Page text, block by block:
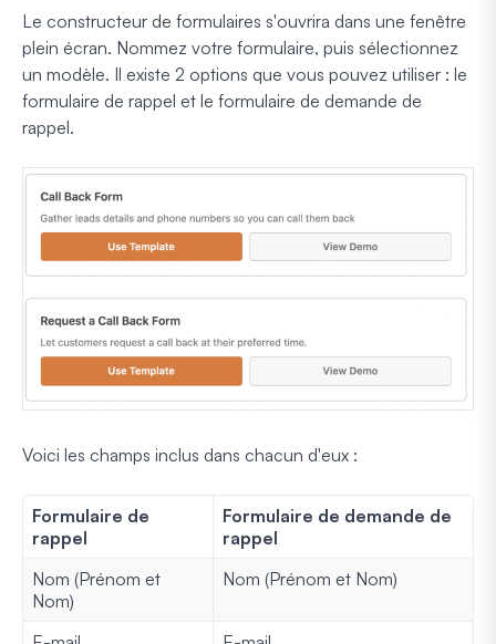
Le constructeur de formulaires s'ouvrira dans une fenêtre
plein écran. Nommez votre formulaire, puis sélectionnez
un modèle. Il existe 2 options que vous pouvez utiliser : le
formulaire de rappel et le formulaire de demande de
rappel.
Voici les champs inclus dans chacun d'eux :
Formulaire de
rappel
Formulaire de demande de
rappel
Nom (Prénom et
Nom)
Nom (Prénom et Nom)